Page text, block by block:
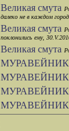
Великая смута
далеко не в каждом
Великая смута
поклонились ему,
Великая смута
МУРАВЕЙНИК-
МУРАВЕЙНИК-
МУРАВЕЙНИК-
МУРАВЕЙНИК-